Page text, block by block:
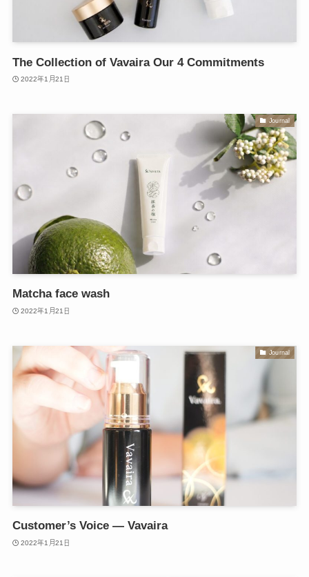
The Collection of Vavaira Our 4 Commitments
2022年1月21日
Journal
Matcha face wash
2022年1月21日
Journal
Customer’s Voice — Vavaira
2022年1月21日